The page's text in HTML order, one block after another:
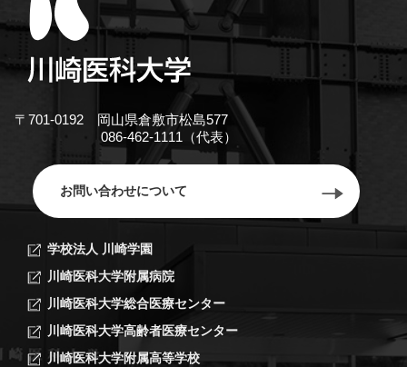
〒701-0192 岡山県倉敷市松島577
086-462-1111（代表）
お問い合わせについて
学校法人 川崎学園
川崎医科大学附属病院
川崎医科大学総合医療センター
川崎医科大学高齢者医療センター
川崎医科大学附属高等学校